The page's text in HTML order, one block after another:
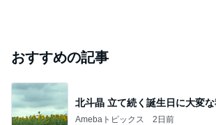
おすすめの記事
北斗晶 立て続く誕生日に大変
Amebaトピックス 2日前